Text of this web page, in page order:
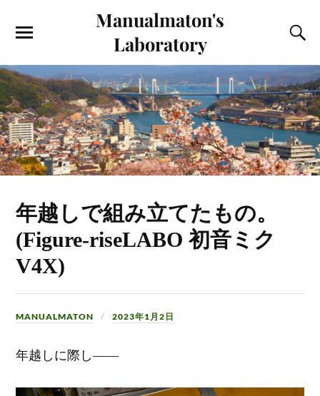
Manualmaton's
Laboratory
年越しで組み立てたもの。
(Figure-riseLABO 初音ミク
V4X)
MANUALMATON 2023年1月2日
年越しに際し――